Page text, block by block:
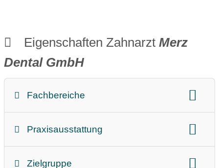
Eigenschaften Zahnarzt Merz
Dental GmbH
Fachbereiche
Praxisausstattung
Zielgruppe